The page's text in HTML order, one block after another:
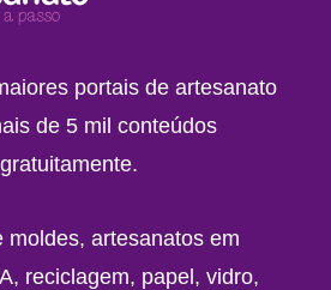
portais de artesanato
de 5 mil conteúdos
moldes, artesanatos em
reciclagem, papel, vidro,